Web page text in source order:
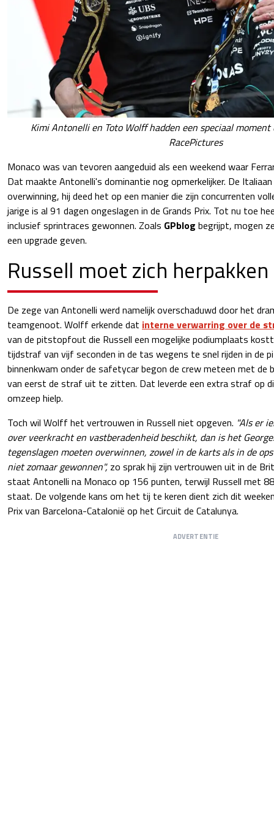
Kimi Antonelli en Toto Wolff hadden een speciaal
RacePictures
Monaco was van tevoren aangeduid als een weekend waar
Dat maakte Antonelli's dominantie nog opmerkelijker. De
overwinning, hij deed het op een manier die zijn concurrenten
jarige is al 91 dagen ongeslagen in de Grands Prix. Tot nu toe
inclusief sprintraces gewonnen. Zoals GPblog begrijpt, mogen
een upgrade geven.
Russell moet zich herpakken
De zege van Antonelli werd namelijk overschaduwd door het
teamgenoot. Wolff erkende dat interne verwarring over de
van de pitstopfout die Russell een mogelijke podiumplaats
tijdstraf van vijf seconden in de tas wegens te snel rijden in de
binnenkwam onder de safetycar begon de crew meteen met de
van eerst de straf uit te zitten. Dat leverde een extra straf op
omzeep hielp.
Toch wil Wolff het vertrouwen in Russell niet opgeven. "Als er
over veerkracht en vastberadenheid beschikt, dan is het
tegenslagen moeten overwinnen, zowel in de karts als in de
niet zomaar gewonnen", zo sprak hij zijn vertrouwen uit in de
staat Antonelli na Monaco op 156 punten, terwijl Russell met
staat. De volgende kans om het tij te keren dient zich dit
Prix van Barcelona-Catalonië op het Circuit de Catalunya.
ADVERTENTIE